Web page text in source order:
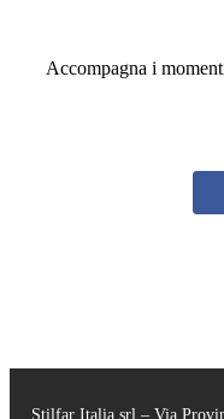
Accompagna i
Stilfar Italia srl – Via